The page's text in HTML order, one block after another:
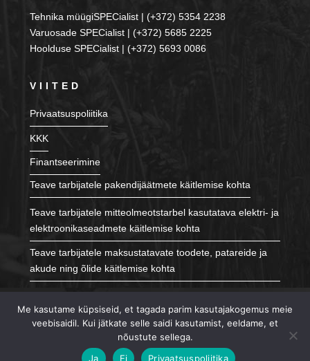
Tehnika müügiSPECialist | (+372) 5354 2238
Varuosade SPECialist | (+372) 5685 2225
Hoolduse SPECialist | (+372) 5693 0086
VIITED
Privaatsuspoliitika
KKK
Finantseerimine
Teave tarbijatele pakendijäätmete käitlemise kohta
Teave tarbijatele mitteolmeotstarbel kasutatava elektri- ja
elektroonikaseadmete käitlemise kohta
Teave tarbijatele maksustatavate toodete, patareide ja
akude ning õlide käitlemise kohta
JÄLGI MEID
Me kasutame küpsiseid, et tagada parim kasutajakogemus meie
veebisaidil. Kui jätkate selle saidi kasutamist, eeldame, et
nõustute sellega.
Ja
Ei Privaatsuspoliitika